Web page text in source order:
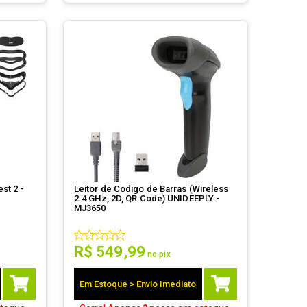
2 -
Leitor de Codigo de Barras (Wireless
2.4 GHz, 2D, QR Code) UNIDEEPLY -
MJ3650
R$ 549,99 no pix
Em Estoque > Envio Imediato